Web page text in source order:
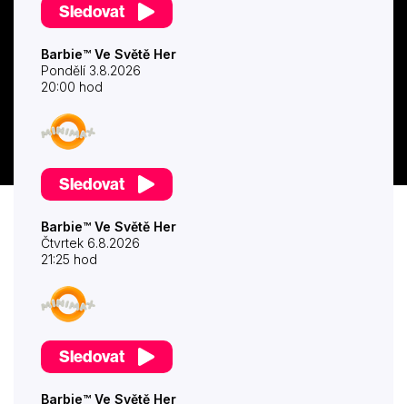
Sledovat
Barbie™ Ve Světě Her
Pondělí 3.8.2026
20:00 hod
Sledovat
Barbie™ Ve Světě Her
Čtvrtek 6.8.2026
21:25 hod
Sledovat
Barbie™ Ve Světě Her